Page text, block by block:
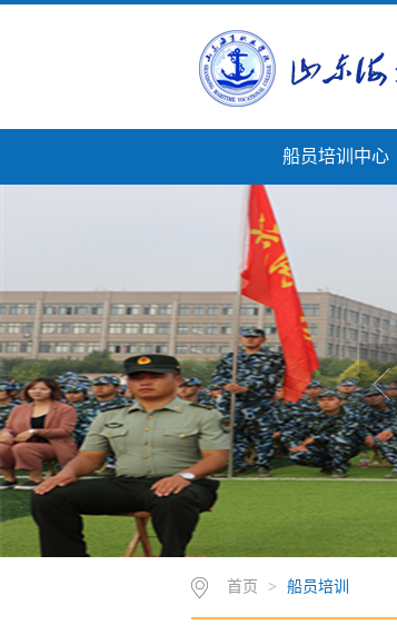
船员培训中心
首页 > 船员培训